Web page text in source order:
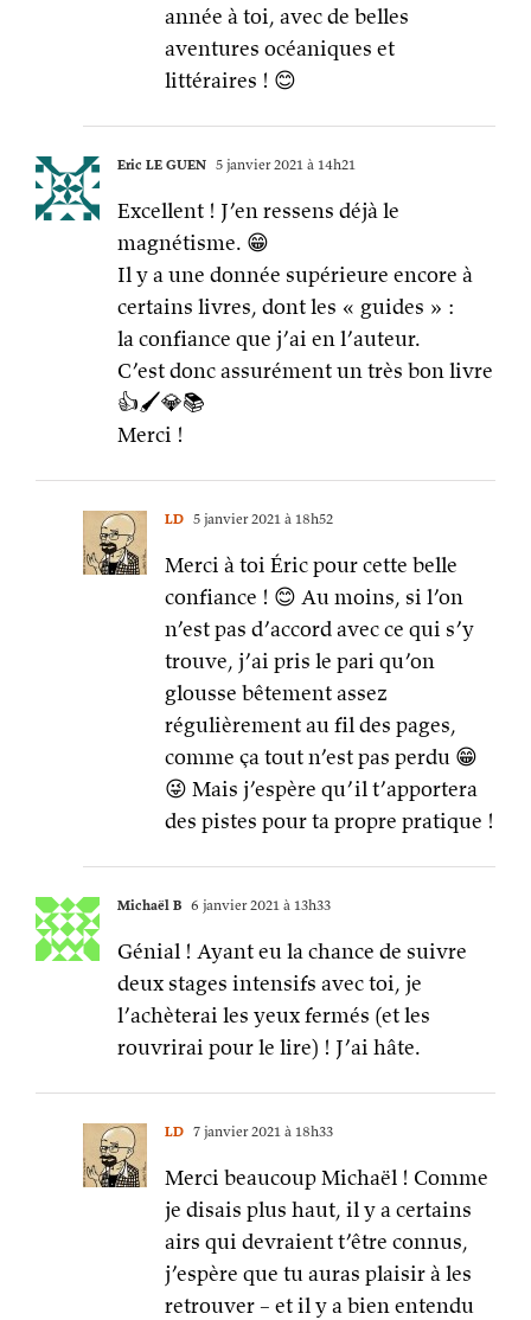
année à toi, avec de belles
aventures océaniques et
littéraires ! 😊
Eric LE GUEN 5 janvier 2021 à 14h21
Excellent ! J’en ressens déjà le
magnétisme. 😁
Il y a une donnée supérieure encore à
certains livres, dont les « guides » :
la confiance que j’ai en l’auteur.
C’est donc assurément un très bon livre
👍🖌💎📚
Merci !
LD 5 janvier 2021 à 18h52
Merci à toi Éric pour cette belle
confiance ! 😊 Au moins, si l’on
n’est pas d’accord avec ce qui s’y
trouve, j’ai pris le pari qu’on
glousse bêtement assez
régulièrement au fil des pages,
comme ça tout n’est pas perdu 😁
😜 Mais j’espère qu’il t’apportera
des pistes pour ta propre pratique !
Michaël B 6 janvier 2021 à 13h33
Génial ! Ayant eu la chance de suivre
deux stages intensifs avec toi, je
l’achèterai les yeux fermés (et les
rouvrirai pour le lire) ! J’ai hâte.
LD 7 janvier 2021 à 18h33
Merci beaucoup Michaël ! Comme
je disais plus haut, il y a certains
airs qui devraient t’être connus,
j’espère que tu auras plaisir à les
retrouver – et il y a bien entendu